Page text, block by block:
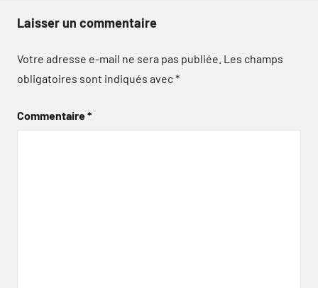
Laisser un commentaire
Votre adresse e-mail ne sera pas publiée. Les champs
obligatoires sont indiqués avec*
Commentaire*